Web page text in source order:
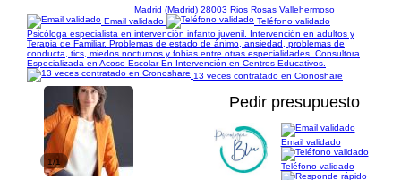
Madrid (Madrid) 28003 Rios Rosas Vallehermoso
Email validado
Teléfono validado
Psicóloga especialista en intervención infanto juvenil. Intervención en adultos y
Terapia de Familiar. Problemas de estado de ánimo, ansiedad, problemas de
conducta, tics, miedos nocturnos y fobias entre otras especialidades. Consultora
Especializada en Acoso Escolar En Intervención en Centros Educativos.
13 veces contratado en Cronoshare
1/1
Pedir presupuesto
Email validado
Teléfono validado